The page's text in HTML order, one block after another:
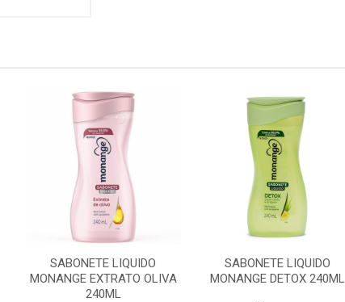
SABONETE LIQUIDO
MONANGE EXTRATO OLIVA
240ML
SABONETE LIQUIDO
MONANGE DETOX 240ML